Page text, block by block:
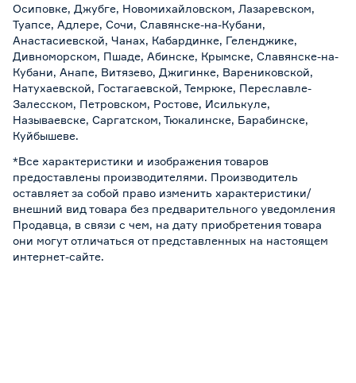
Осиповке, Джубге, Новомихайловском, Лазаревском,
Туапсе, Адлере, Сочи, Славянске-на-Кубани,
Анастасиевской, Чанах, Кабардинке, Геленджике,
Дивноморском, Пшаде, Абинске, Крымске, Славянске-на-
Кубани, Анапе, Витязево, Джигинке, Варениковской,
Натухаевской, Гостагаевской, Темрюке, Переславле-
Залесском, Петровском, Ростове, Исилькуле,
Называевске, Саргатском, Тюкалинске, Барабинске,
Куйбышеве.
*Все характеристики и изображения товаров
предоставлены производителями. Производитель
оставляет за собой право изменить характеристики/
внешний вид товара без предварительного уведомления
Продавца, в связи с чем, на дату приобретения товара
они могут отличаться от представленных на настоящем
интернет-сайте.